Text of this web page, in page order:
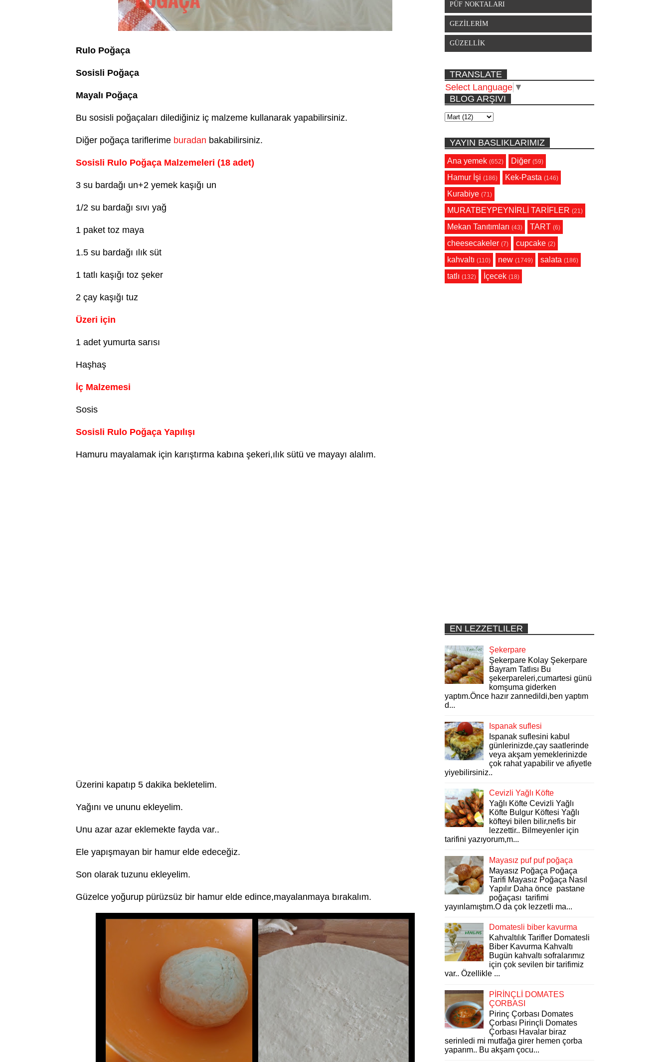
Rulo Poğaça
Sosisli Poğaça
Mayalı Poğaça
Bu sosisli poğaçaları dilediğiniz iç malzeme kullanarak yapabilirsiniz.
Diğer poğaça tariflerime buradan bakabilirsiniz.
Sosisli Rulo Poğaça Malzemeleri (18 adet)
3 su bardağı un+2 yemek kaşığı un
1/2 su bardağı sıvı yağ
1 paket toz maya
1.5 su bardağı ılık süt
1 tatlı kaşığı toz şeker
2 çay kaşığı tuz
Üzeri için
1 adet yumurta sarısı
Haşhaş
İç Malzemesi
Sosis
Sosisli Rulo Poğaça Yapılışı
Hamuru mayalamak için karıştırma kabına şekeri,ılık sütü ve mayayı alalım.
Üzerini kapatıp 5 dakika bekletelim.
Yağını ve ununu ekleyelim.
Unu azar azar eklemekte fayda var..
Ele yapışmayan bir hamur elde edeceğiz.
Son olarak tuzunu ekleyelim.
Güzelce yoğurup pürüzsüz bir hamur elde edince,mayalanmaya bırakalım.
PÜF NOKTALARI
GEZİLERİM
GÜZELLİK
TRANSLATE
Select Language ▼
BLOG ARŞIVI
YAYIN BASLIKLARIMIZ
Ana yemek (652) Diğer (59)
Hamur İşi (186) Kek-Pasta (146)
Kurabiye (71)
MURATBEYPEYNİRLİ TARİFLER (21)
Mekan Tanıtımları (43) TART (6)
cheesecakeler (7) cupcake (2)
kahvaltı (110) new (1749) salata (186)
tatlı (132) İçecek (18)
EN LEZZETLILER
Şekerpare
Şekerpare Kolay Şekerpare
Bayram Tatlısı Bu
şekerpareleri,cumartesi günü
komşuma giderken
yaptım.Önce hazır zannedildi,ben yaptım
d...
Ispanak suflesi
Ispanak suflesini kabul
günlerinizde,çay saatlerinde
veya akşam yemeklerinizde
çok rahat yapabilir ve afiyetle
yiyebilirsiniz..
Cevizli Yağlı Köfte
Yağlı Köfte Cevizli Yağlı
Köfte Bulgur Köftesi Yağlı
köfteyi bilen bilir,nefis bir
lezzettir.. Bilmeyenler için
tarifini yazıyorum,m...
Mayasız puf puf poğaça
Mayasız Poğaça Poğaça
Tarifi Mayasız Poğaça Nasıl
Yapılır Daha önce pastane
poğaçası tarifimi
yayınlamıştım.O da çok lezzetli ma...
Domatesli biber kavurma
Kahvaltılık Tarifler Domatesli
Biber Kavurma Kahvaltı
Bugün kahvaltı sofralarımız
için çok sevilen bir tarifimiz
var.. Özellikle ...
PİRİNÇLİ DOMATES
ÇORBASI
Pirinç Çorbası Domates
Çorbası Pirinçli Domates
Çorbası Havalar biraz
serinledi mi mutfağa girer hemen çorba
yaparım.. Bu akşam çocu...